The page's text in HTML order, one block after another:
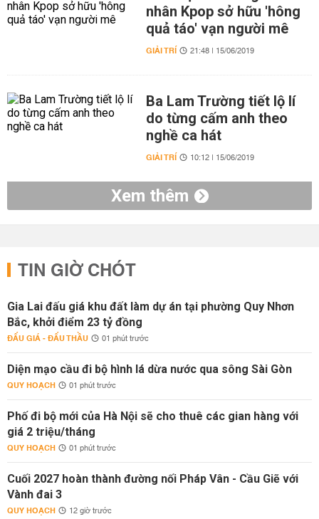
nhân Kpop sở hữu 'hông
quả táo' vạn người mê
GIẢI TRÍ 21:48 | 15/06/2019
Ba Lam Trường tiết lộ lí
do từng cấm anh theo
nghề ca hát
GIẢI TRÍ 10:12 | 15/06/2019
Xem thêm
TIN GIỜ CHÓT
Gia Lai đấu giá khu đất làm dự án tại phường Quy Nhơn
Bắc, khởi điểm 23 tỷ đồng
ĐẤU GIÁ - ĐẤU THẦU 01 phút trước
Diện mạo cầu đi bộ hình lá dừa nước qua sông Sài Gòn
QUY HOẠCH 01 phút trước
Phố đi bộ mới của Hà Nội sẽ cho thuê các gian hàng với
giá 2 triệu/tháng
QUY HOẠCH 01 phút trước
Cuối 2027 hoàn thành đường nối Pháp Vân - Cầu Giẽ với
Vành đai 3
QUY HOẠCH 12 giờ trước